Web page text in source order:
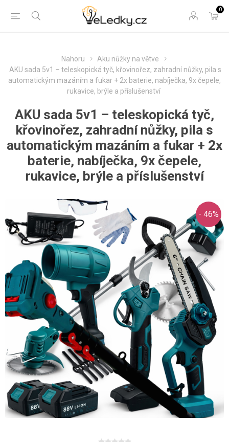
0
Nahoru
Aku nůžky na větve
AKU sada 5v1 – teleskopická tyč, křovinořez, zahradní nůžky, pila s
automatickým mazáním a fukar + 2x baterie, nabíječka, 9x čepele,
rukavice, brýle a příslušenství
AKU sada 5v1 – teleskopická tyč,
křovinořez, zahradní nůžky, pila s
automatickým mazáním a fukar + 2x
baterie, nabíječka, 9x čepele,
rukavice, brýle a příslušenství
- 46%